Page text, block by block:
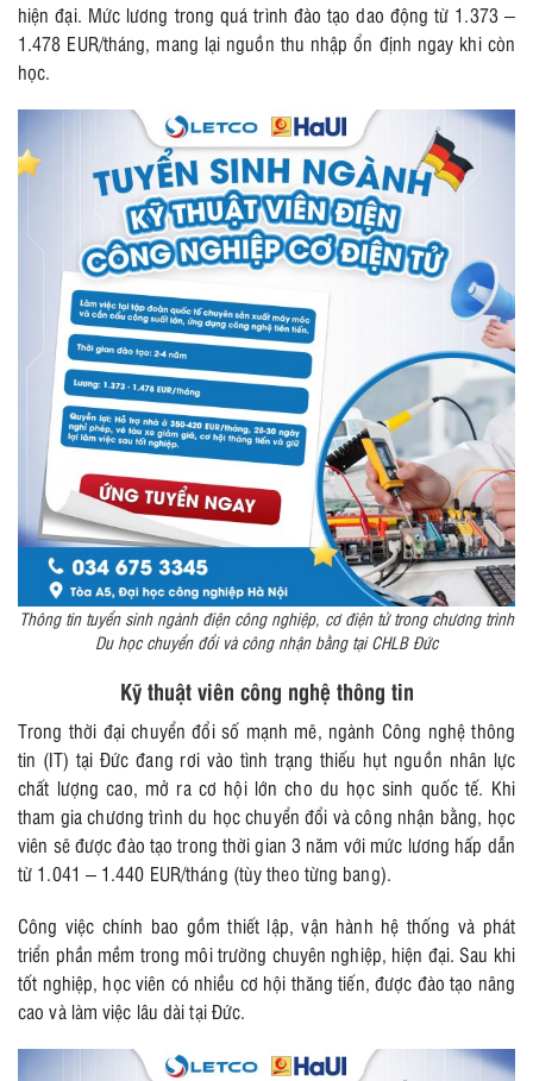
hiện đại. Mức lương trong quá trình đào tạo dao động từ 1.373 –
1.478 EUR/tháng, mang lại nguồn thu nhập ổn định ngay khi còn
học.
Thông tin tuyển sinh ngành điện công nghiệp, cơ điện tử trong chương trình
Du học chuyển đổi và công nhận bằng tại CHLB Đức
Kỹ thuật viên công nghệ thông tin
Trong thời đại chuyển đổi số mạnh mẽ, ngành Công nghệ thông
tin (IT) tại Đức đang rơi vào tình trạng thiếu hụt nguồn nhân lực
chất lượng cao, mở ra cơ hội lớn cho du học sinh quốc tế. Khi
tham gia chương trình du học chuyển đổi và công nhận bằng, học
viên sẽ được đào tạo trong thời gian 3 năm với mức lương hấp dẫn
từ 1.041 – 1.440 EUR/tháng (tùy theo từng bang).
Công việc chính bao gồm thiết lập, vận hành hệ thống và phát
triển phần mềm trong môi trường chuyên nghiệp, hiện đại. Sau khi
tốt nghiệp, học viên có nhiều cơ hội thăng tiến, được đào tạo nâng
cao và làm việc lâu dài tại Đức.